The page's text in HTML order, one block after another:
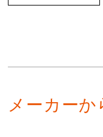
メーカーか